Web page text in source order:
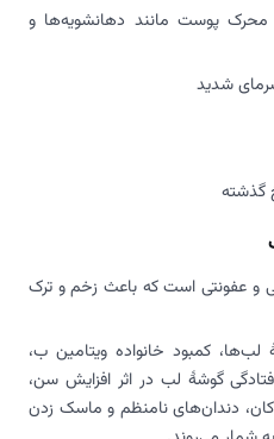
پوست مانند دهانشویه‌ها و
شدید
گذشته
و عفونتی است که باعث زخم و ترک
کمبود خانواده ویتامین ب،
گوشۀ لب در اثر افزایش سن،
دندان‌های نامنظم و ماسک زدن